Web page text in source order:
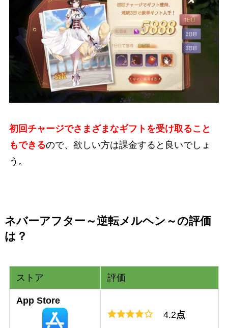
初回チャージでさまざまなギフトを受け取ること
もできるので、欲しい方は課金すると良いでしょ
う。
ネバーアフター～逆転メルヘン～の評価
は？
ストア 評価
App Store
4.2点